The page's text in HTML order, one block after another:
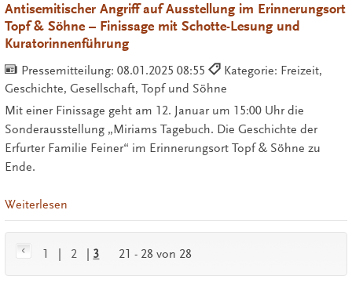
Antisemitischer Angriff auf Ausstellung im Erinnerungsort
Topf & Söhne – Finissage mit Schotte-Lesung und
Kuratorinnenführung
Pressemitteilung: 08.01.2025 08:55
Kategorie: Freizeit,
Geschichte, Gesellschaft, Topf und Söhne
Mit einer Finissage geht am 12. Januar um 15:00 Uhr die
Sonderausstellung „Miriams Tagebuch. Die Geschichte der
Erfurter Familie Feiner“ im Erinnerungsort Topf & Söhne zu
Ende.
Weiterlesen
1 2 3 21 - 28 von 28